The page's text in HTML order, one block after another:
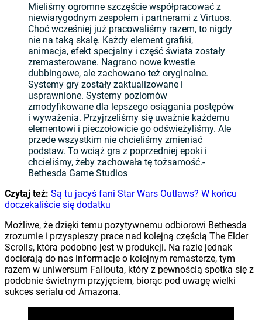
Mieliśmy ogromne szczęście współpracować z
niewiarygodnym zespołem i partnerami z Virtuos.
Choć wcześniej już pracowaliśmy razem, to nigdy
nie na taką skalę. Każdy element grafiki,
animacja, efekt specjalny i część świata zostały
zremasterowane. Nagrano nowe kwestie
dubbingowe, ale zachowano też oryginalne.
Systemy gry zostały zaktualizowane i
usprawnione. Systemy poziomów
zmodyfikowane dla lepszego osiągania postępów
i wyważenia. Przyjrzeliśmy się uważnie każdemu
elementowi i pieczołowicie go odświeżyliśmy. Ale
przede wszystkim nie chcieliśmy zmieniać
podstaw. To wciąż gra z poprzedniej epoki i
chcieliśmy, żeby zachowała tę tożsamość.-
Bethesda Game Studios
Czytaj też: Są tu jacyś fani Star Wars Outlaws? W końcu
doczekaliście się dodatku
Możliwe, że dzięki temu pozytywnemu odbiorowi Bethesda
zrozumie i przyspieszy prace nad kolejną częścią The Elder
Scrolls, która podobno jest w produkcji. Na razie jednak
docierają do nas informacje o kolejnym remasterze, tym
razem w uniwersum Fallouta, który z pewnością spotka się z
podobnie świetnym przyjęciem, biorąc pod uwagę wielki
sukces serialu od Amazona.